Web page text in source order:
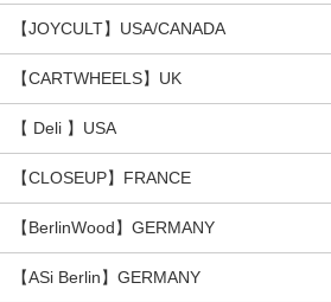
【JOYCULT】USA/CANADA
【CARTWHEELS】UK
【 Deli 】USA
【CLOSEUP】FRANCE
【BerlinWood】GERMANY
【ASi Berlin】GERMANY